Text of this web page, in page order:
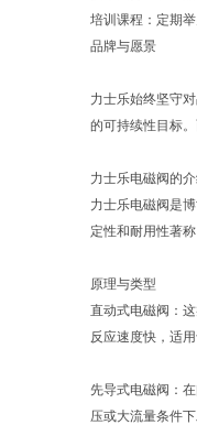
培训课程：定期
品牌与愿景
力士乐始终坚守
的可持续性目标
力士乐电磁阀的
力士乐电磁阀是
定性和耐用性著
原理与类型
直动式电磁阀：
反应速度快，适
先导式电磁阀：
压或大流量条件